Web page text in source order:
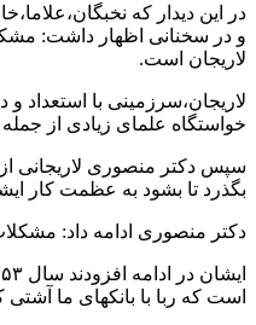
در این دیدار که
و در سخنانی اظهار داشت:
لاریجان است.
لاریجان،سرزمینی با استعداد
خواستگاه علمای زیادی از
سپس دکتر منصوری لاریجانی از
بگذرد تا بشود به عظمت کار
دکتر منصوری ادامه داد:
است که ربا با بانکهای ما